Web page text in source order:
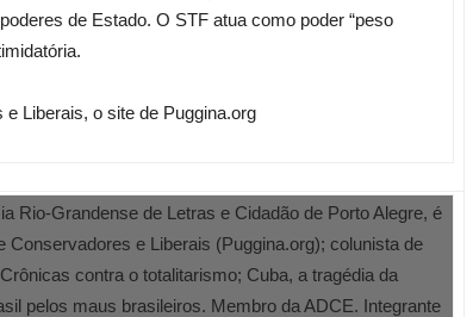
de Estado. O STF atua como poder “peso
Liberais, o site de Puggina.org
Rio-Grandense de Letras e Cidadão de Porto Alegre, é
e Liberais (Puggina.org); colunista de
contra o totalitarismo; Cuba, a tragédia da
pelos maus brasileiros. Membro da ADCE. Integrante